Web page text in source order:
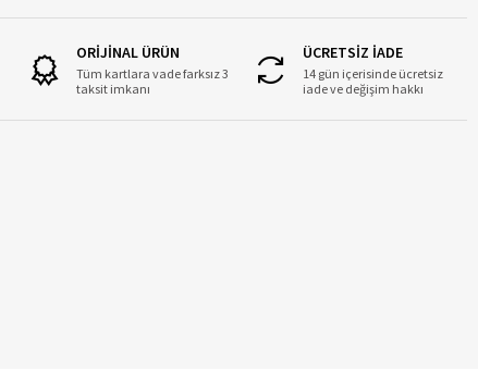
ORİJİNAL ÜRÜN
Tüm kartlara vade farksız 3
taksit imkanı
ÜCRETSİZ İADE
14 gün içerisinde ücretsiz
iade ve değişim hakkı